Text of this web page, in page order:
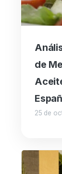
de
25 de